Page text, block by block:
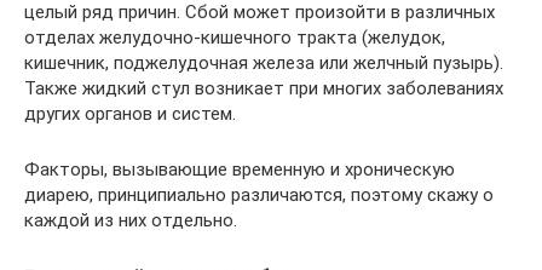
целый ряд причин. Сбой может произойти в различных
отделах желудочно-кишечного тракта (желудок,
кишечник, поджелудочная железа или желчный пузырь).
Также жидкий стул возникает при многих заболеваниях
других органов и систем.
Факторы, вызывающие временную и хроническую
диарею, принципиально различаются, поэтому скажу о
каждой из них отдельно.